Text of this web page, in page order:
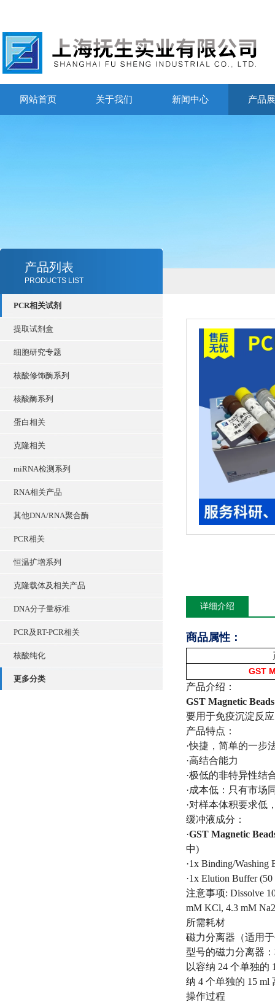
网站首页 关于我们 新闻中心 产品
产品列表
PRODUCTS LIST
PCR相关试剂
提取试剂盒
细胞研究专题
核酸修饰酶系列
核酸酶系列
蛋白相关
克隆相关
miRNA检测系列
RNA相关产品
其他DNA/RNA聚合酶
PCR相关
恒温扩增系列
克隆载体及相关产品
DNA分子量标准
PCR及RT-PCR相关
核酸纯化
更多分类
详细介绍
商品属性：
GST
产品介绍：
GST Magnetic Beads
要用于免疫沉淀反
产品特点：
·快捷，简单的一步
·高结合能力
·极低的非特异性结
·成本低：只有市场
·对样本体积要求低
缓冲液成分：
·GST Magnetic
中)
·1x Binding/
·1x Elution Buffer
注意事项: Dissolve
mM KCl, 4.3 mM
所需耗材
磁力分离器（适用
型号的磁力分离器
以容纳 24 个单独的
纳 4 个单独的 15 ml
操作过程